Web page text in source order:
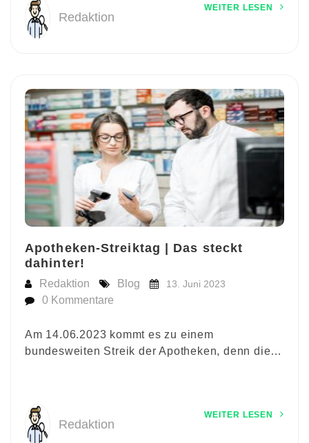
Redaktion
WEITER LESEN
Apotheken-Streiktag | Das steckt
dahinter!
Redaktion Blog 13. Juni 2023
0 Kommentare
Am 14.06.2023 kommt es zu einem
bundesweiten Streik der Apotheken, denn die…
Redaktion
WEITER LESEN